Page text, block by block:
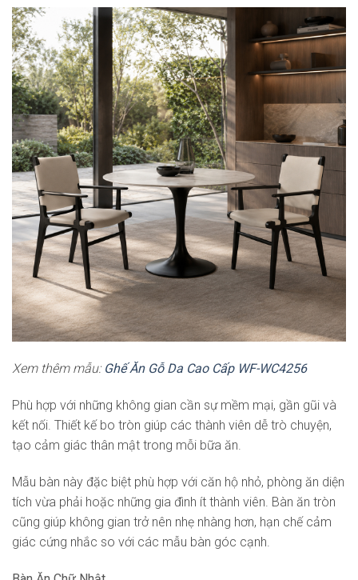
Xem thêm mẫu: Ghế Ăn Gỗ Da Cao Cấp WF-WC4256
Phù hợp với những không gian cần sự mềm mại, gần gũi và
kết nối. Thiết kế bo tròn giúp các thành viên dễ trò chuyện,
tạo cảm giác thân mật trong mỗi bữa ăn.
Mẫu bàn này đặc biệt phù hợp với căn hộ nhỏ, phòng ăn diện
tích vừa phải hoặc những gia đình ít thành viên. Bàn ăn tròn
cũng giúp không gian trở nên nhẹ nhàng hơn, hạn chế cảm
giác cứng nhắc so với các mẫu bàn góc cạnh.